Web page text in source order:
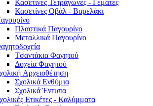
Κασετίνες Τετράγωνες - Γεμάτες
Κασετίνες Οβάλ - Βαρελάκι
Πλαστικά Παγουρίνo
Μεταλλικά Παγουρίνo
Tσαντάκια Φαγητού
Δοχεία Φαγητού
Aρχειοθέτηση
Σχολικά Ενθύμια
Σχολικά Έντυπα
Ετικέτες - Καλύμματα